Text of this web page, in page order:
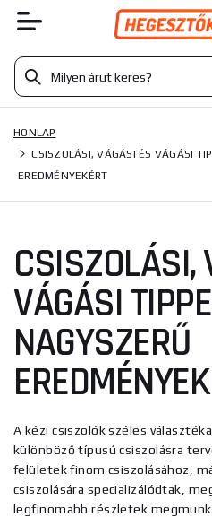
HONLAP
CSISZOLÁSI, VÁGÁSI ÉS VÁGÁSI
EREDMÉNYEKÉRT
CSISZOLÁSI,
VÁGÁSI
NAGYSZERŰ
A kézi csiszolók széles
különböző típusú csiszolásra
felületek finom csiszolásához,
csiszolására specializálódtak,
legfinomabb részletek